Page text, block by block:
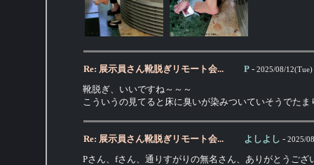
Re: 展示員さん靴脱ぎリモート会... P - 2025/08/12(Tue)
靴脱ぎ、いいですね～～～
こういうの見てると床に臭いが染みついていそうでたま
Re: 展示員さん靴脱ぎリモート会... よしよし - 2025/
Pさん、fさん、通りすがりの無名さん、ありがとうご